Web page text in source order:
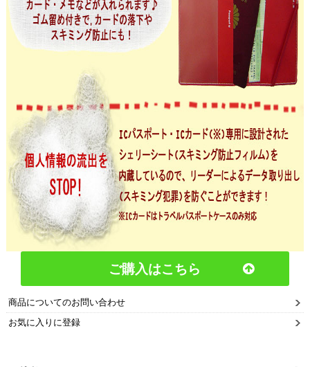
ご購入はこちら
商品についてのお問い合わせ
お気に入りに登録